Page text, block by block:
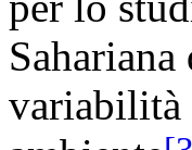
variabilità